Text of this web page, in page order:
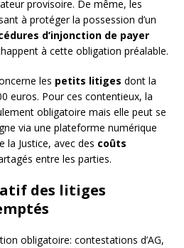
provisoire. De même, les
à protéger la possession d’un
d’injonction de payer
à cette obligation préalable.
les petits litiges dont la
euros. Pour ces contentieux, la
obligatoire mais elle peut se
via une plateforme numérique
la Justice, avec des coûts
entre les parties.
des litiges
obligatoire: contestations d’AG,